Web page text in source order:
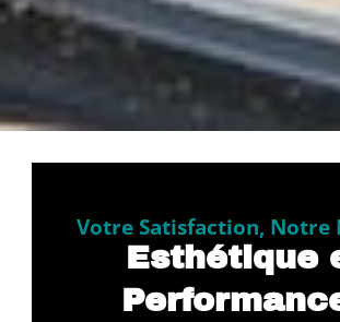
Votre Satisfaction, Notre
Esthétique